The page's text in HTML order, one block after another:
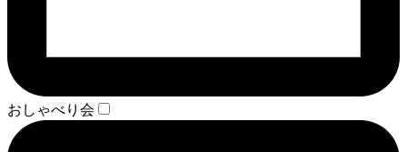
おしゃべり会